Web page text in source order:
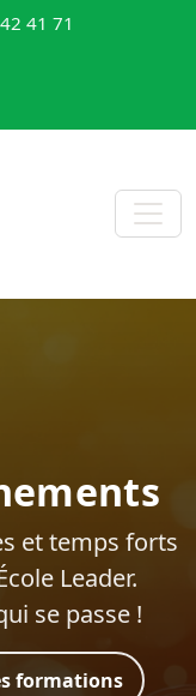
41 71
et temps forts
Leader.
se passe !
formations